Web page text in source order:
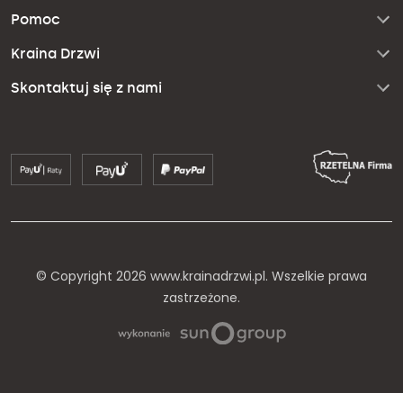
Pomoc
Kraina Drzwi
Skontaktuj się z nami
© Copyright 2026 www.krainadrzwi.pl. Wszelkie prawa
zastrzeżone.